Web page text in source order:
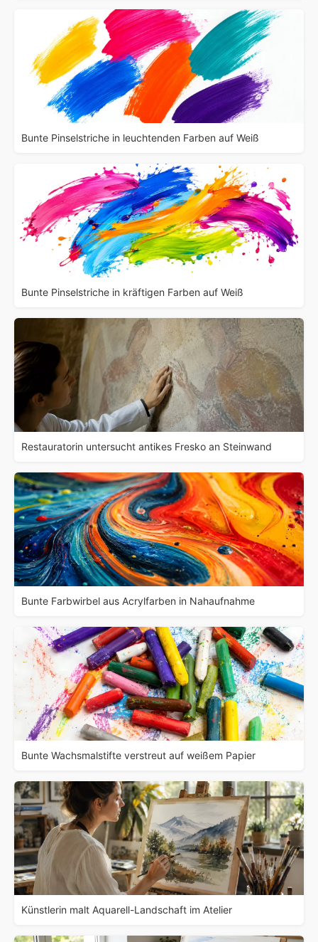
Bunte Pinselstriche in leuchtenden Farben auf Weiß
Bunte Pinselstriche in kräftigen Farben auf Weiß
Restauratorin untersucht antikes Fresko an Steinwand
Bunte Farbwirbel aus Acrylfarben in Nahaufnahme
Bunte Wachsmalstifte verstreut auf weißem Papier
Künstlerin malt Aquarell-Landschaft im Atelier